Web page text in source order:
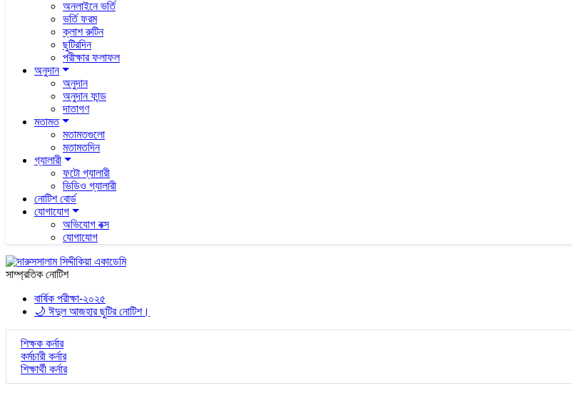
অনলাইনে ভর্তি
ভর্তি ফরম
ক্লাশ রুটিন
ছুটিরদিন
পরীক্ষার ফলাফল
অনুদান
অনুদান
অনুদান ফান্ড
দাতাগণ
মতামত
মতামতগুলো
মতামতদিন
গ্যালারী
ফটো গ্যালারী
ভিডিও গ্যালারী
নোটিশ বোর্ড
যোগাযোগ
অভিযোগ বক্স
যোগাযোগ
সাম্প্রতিক নোটিশ
বার্ষিক পরীক্ষা-২০২৫
🌙 ঈদুল আজহার ছুটির নোটিশ।
শিক্ষক কর্নার
কর্মচারী কর্নার
শিক্ষার্থী কর্নার